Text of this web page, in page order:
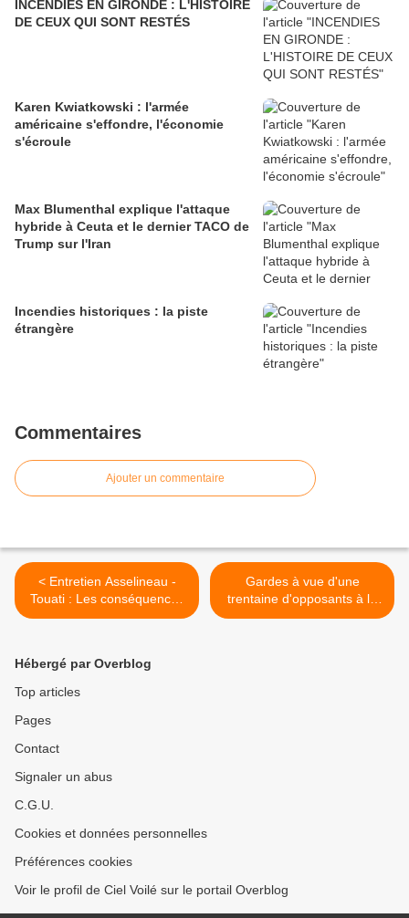
INCENDIES EN GIRONDE : L'HISTOIRE
DE CEUX QUI SONT RESTÉS
Karen Kwiatkowski : l'armée
américaine s'effondre, l'économie
s'écroule
Max Blumenthal explique l'attaque
hybride à Ceuta et le dernier TACO de
Trump sur l'Iran
Incendies historiques : la piste
étrangère
Commentaires
Ajouter un commentaire
< Entretien Asselineau -
Touati : Les conséquences
de la ruine de la France
Gardes à vue d'une
trentaine d'opposants à la
macronie >
Hébergé par Overblog
Top articles
Pages
Contact
Signaler un abus
C.G.U.
Cookies et données personnelles
Préférences cookies
Voir le profil de Ciel Voilé sur le portail Overblog